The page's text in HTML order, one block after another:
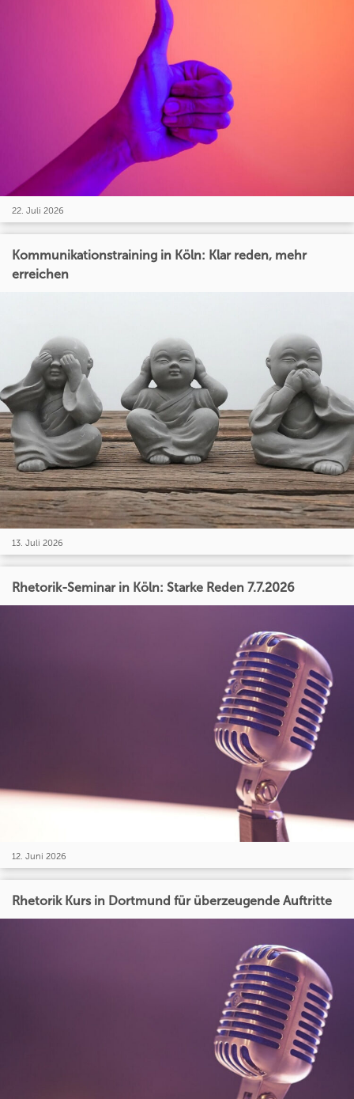
22. Juli 2026
Kommunikationstraining in Köln: Klar reden, mehr
erreichen
13. Juli 2026
Rhetorik-Seminar in Köln: Starke Reden 7.7.2026
12. Juni 2026
Rhetorik Kurs in Dortmund für überzeugende Auftritte